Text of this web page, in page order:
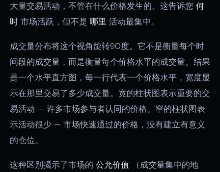
大量交易活动，不管在什么价格发生的。这告诉您 何
时 市场活跃，但不是 哪里 活动最集中。
成交量分布将这个视角旋转90度。它不是衡量每个时
间段的成交量，而是衡量每个价格水平的成交量。结果
是一个水平直方图，每一行代表一个价格水平，宽度显
示在那里交易了多少成交量。宽的柱状图表示重要的交
易活动 — 许多市场参与者认同的价格。窄的柱状图表
示活动很少 — 市场快速通过的价格，没有建立有意义
的仓位。
这种区别揭示了市场的 公允价值 （成交量集中的地